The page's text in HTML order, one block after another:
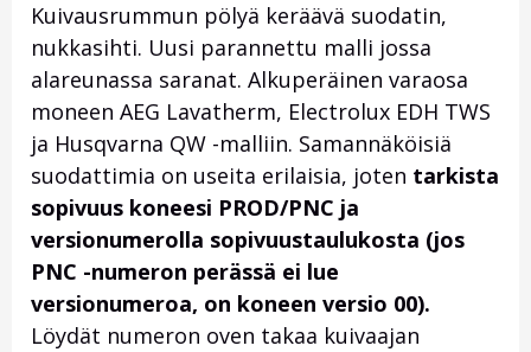
Kuivausrummun pölyä keräävä suodatin,
nukkasihti. Uusi parannettu malli jossa
alareunassa saranat. Alkuperäinen varaosa
moneen AEG Lavatherm, Electrolux EDH TWS
ja Husqvarna QW -malliin. Samannäköisiä
suodattimia on useita erilaisia, joten tarkista
sopivuus koneesi PROD/PNC ja
versionumerolla sopivuustaulukosta (jos
PNC -numeron perässä ei lue
versionumeroa, on koneen versio 00).
Löydät numeron oven takaa kuivaajan